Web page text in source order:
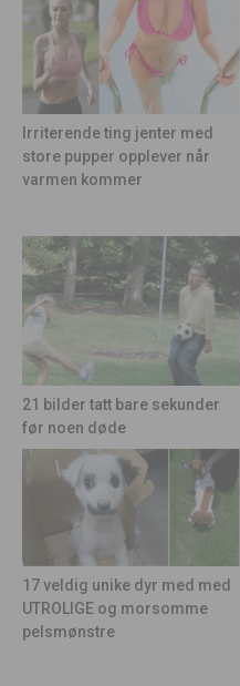
Irriterende ting jenter med
store pupper opplever når
varmen kommer
21 bilder tatt bare sekunder
før noen døde
17 veldig unike dyr med med
UTROLIGE og morsomme
pelsmønstre